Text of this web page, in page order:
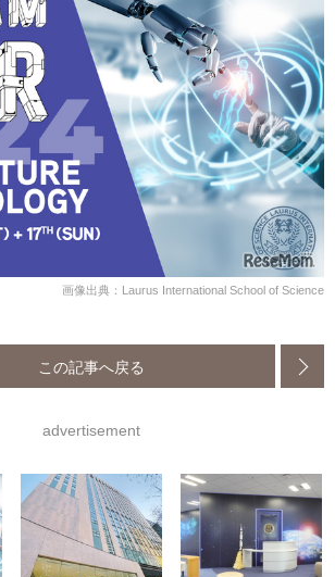
画像出典：Laurus International School of Science
この記事へ戻る
advertisement